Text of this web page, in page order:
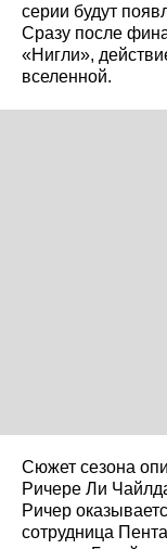
серии будут
Сразу после
«Нигли»,
вселенной.
Сюжет сезона
Ричере Ли
Ричер
сотрудница